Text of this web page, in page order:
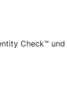
Check™ und